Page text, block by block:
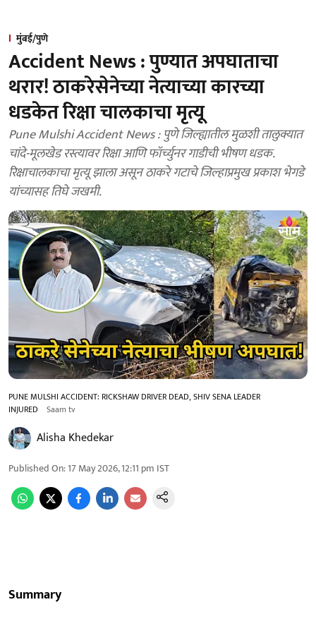
मुंबई/पुणे
Accident News : पुण्यात अपघाताचा
थरार! ठाकरेसेनेच्या नेत्याच्या कारच्या
धडकेत रिक्षा चालकाचा मृत्यू
Pune Mulshi Accident News : पुणे जिल्ह्यातील मुळशी तालुक्यात
चांदे-मूलखेड रस्त्यावर रिक्षा आणि फॉर्च्युनर गाडीची भीषण धडक.
रिक्षाचालकाचा मृत्यू झाला असून ठाकरे गटाचे जिल्हाप्रमुख प्रकाश भेगडे
यांच्यासह तिघे जखमी.
PUNE MULSHI ACCIDENT: RICKSHAW DRIVER DEAD, SHIV SENA LEADER
INJURED Saam tv
Alisha Khedekar
Published On:17 May 2026, 12:11 pm IST
Summary